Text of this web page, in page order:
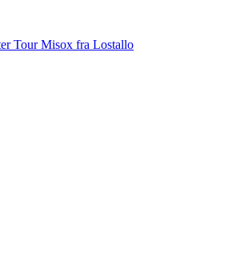
Tour Misox fra Lostallo